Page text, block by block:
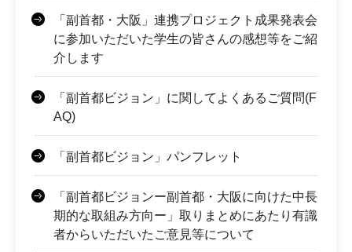
「副首都・大阪」連携プロジェクト成果発表会
に参加いただいた学生の皆さんの感想等をご紹
介します
「副首都ビジョン」に関してよくあるご質問(F
AQ)
「副首都ビジョン」パンフレット
「副首都ビジョンー副首都・大阪に向けた中長
期的な取組み方向ー」取りまとめにあたり有識
者からいただいたご意見等について